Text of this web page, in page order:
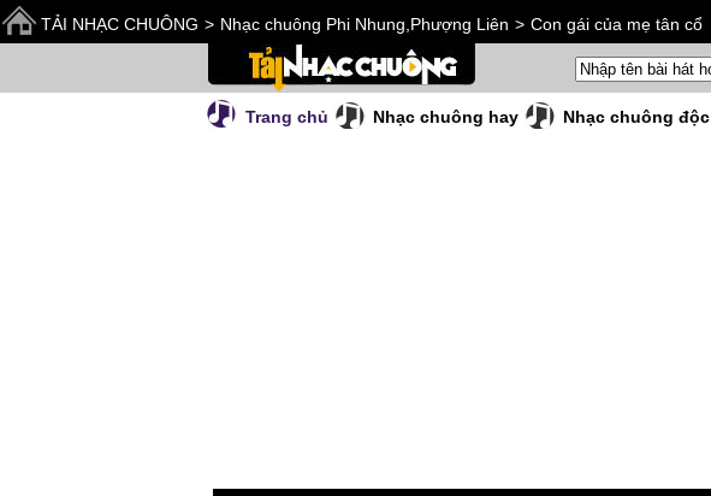
TẢI NHẠC CHUÔNG > Nhạc chuông Phi Nhung,Phượng Liên > Con gái của mẹ tân cổ
Trang chủ Nhạc chuông hay Nhạc chuông độc